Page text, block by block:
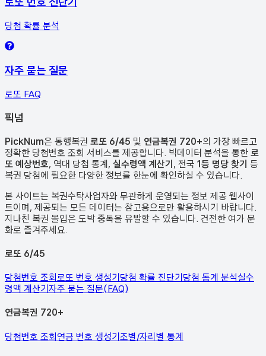
당첨 확률 분석
자주 묻는 질문
로또 FAQ
픽넘
PickNum은 동행복권 로또 6/45 및 연금복권 720+의 가장 빠르고
정확한 당첨번호 조회 서비스를 제공합니다. 빅데이터 분석을 통한 로
또 예상번호, 역대 당첨 통계, 실수령액 계산기, 전국 1등 명당 찾기 등
복권 당첨에 필요한 다양한 정보를 한눈에 확인하실 수 있습니다.
본 사이트는 복권수탁사업자와 무관하게 운영되는 정보 제공 웹사이
트이며, 제공되는 모든 데이터는 참고용으로만 활용하시기 바랍니다.
지나친 복권 몰입은 도박 중독을 유발할 수 있습니다. 건전한 여가 문
화로 즐겨주세요.
로또 6/45
당첨번호 조회로또 번호 생성기당첨 확률 진단기당첨 통계 분석실수
령액 계산기자주 묻는 질문(FAQ)
연금복권 720+
당첨번호 조회연금 번호 생성기조별/자리별 통계